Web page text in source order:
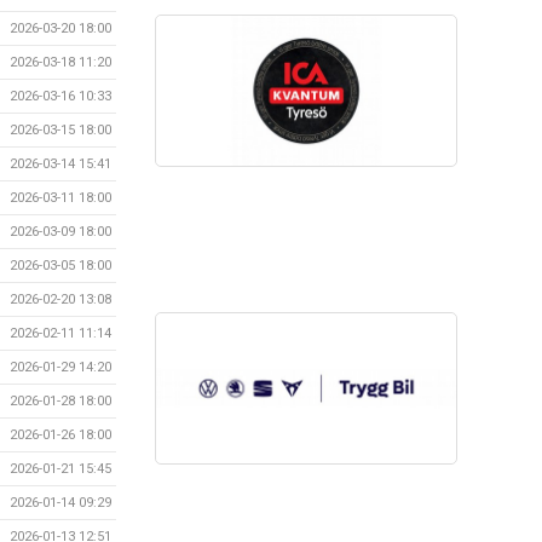
2026-03-20 18:00
2026-03-18 11:20
2026-03-16 10:33
2026-03-15 18:00
2026-03-14 15:41
2026-03-11 18:00
2026-03-09 18:00
2026-03-05 18:00
2026-02-20 13:08
2026-02-11 11:14
2026-01-29 14:20
2026-01-28 18:00
2026-01-26 18:00
2026-01-21 15:45
2026-01-14 09:29
2026-01-13 12:51